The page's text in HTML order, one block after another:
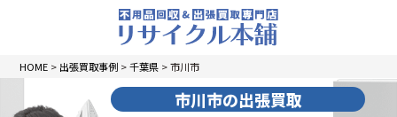
HOME > 出張買取事例 >千葉県 >市川市
市川市の出張買取